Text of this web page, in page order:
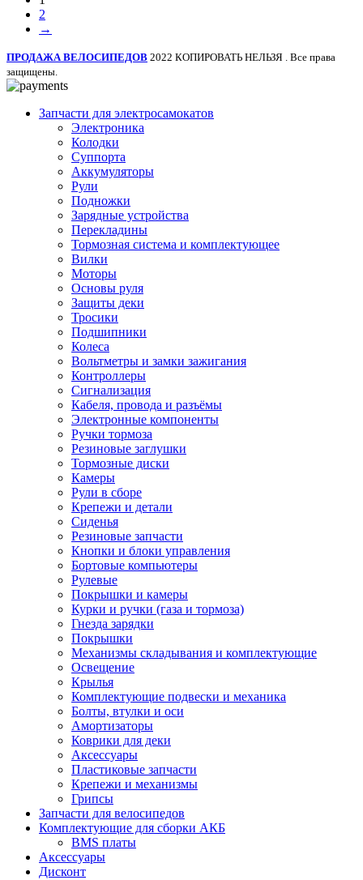
2
→
ПРОДАЖА ВЕЛОСИПЕДОВ 2022 КОПИРОВАТЬ НЕЛЬЗЯ . Все права
защищены.
Запчасти для электросамокатов
Электроника
Колодки
Суппорта
Аккумуляторы
Рули
Подножки
Зарядные устройства
Перекладины
Тормозная система и комплектующее
Вилки
Моторы
Основы руля
Защиты деки
Тросики
Подшипники
Колеса
Вольтметры и замки зажигания
Контроллеры
Сигнализация
Кабеля, провода и разъёмы
Электронные компоненты
Ручки тормоза
Резиновые заглушки
Тормозные диски
Камеры
Рули в сборе
Крепежи и детали
Сиденья
Резиновые запчасти
Кнопки и блоки управления
Бортовые компьютеры
Рулевые
Покрышки и камеры
Курки и ручки (газа и тормоза)
Гнезда зарядки
Покрышки
Механизмы складывания и комплектующие
Освещение
Крылья
Комплектующие подвески и механика
Болты, втулки и оси
Амортизаторы
Коврики для деки
Аксессуары
Пластиковые запчасти
Крепежи и механизмы
Грипсы
Запчасти для велосипедов
Комплектующие для сборки АКБ
BMS платы
Аксессуары
Дисконт